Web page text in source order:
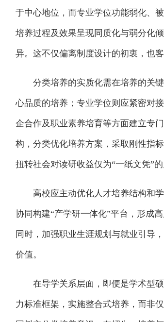
于中心地位，而专业学位功能弱化、
培养过程及效果呈现同质化与弱分化
异。这不仅偏离制度设计的初衷，也
分类培养的实质化需在培养的关键
心品质的培养；专业学位则应紧密对
企合作及职业素养培育等方面建立专
构，分类优化培养方案，采取刚性指
扭转社会对读研收益仅为“一纸文凭”的
高校应主动优化人才培养结构和学
协同构建“产学研一体化”平台，形成
同时，加强职业生涯规划与就业引导
价值。
在导学关系层面，即便是学术型硕
力标准框架，实施整合式培养，而非